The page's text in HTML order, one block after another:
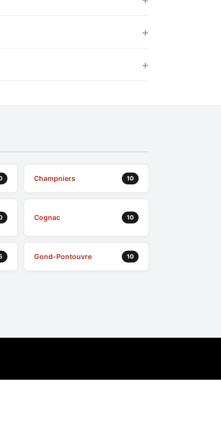
Champniers 10
Cognac 10
Gond-Pontouvre 10